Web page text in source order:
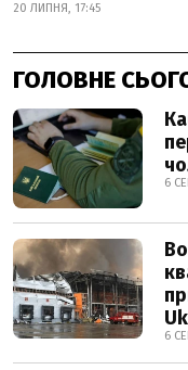
20 ЛИПНЯ, 17:45
ГОЛОВНЕ
6
6